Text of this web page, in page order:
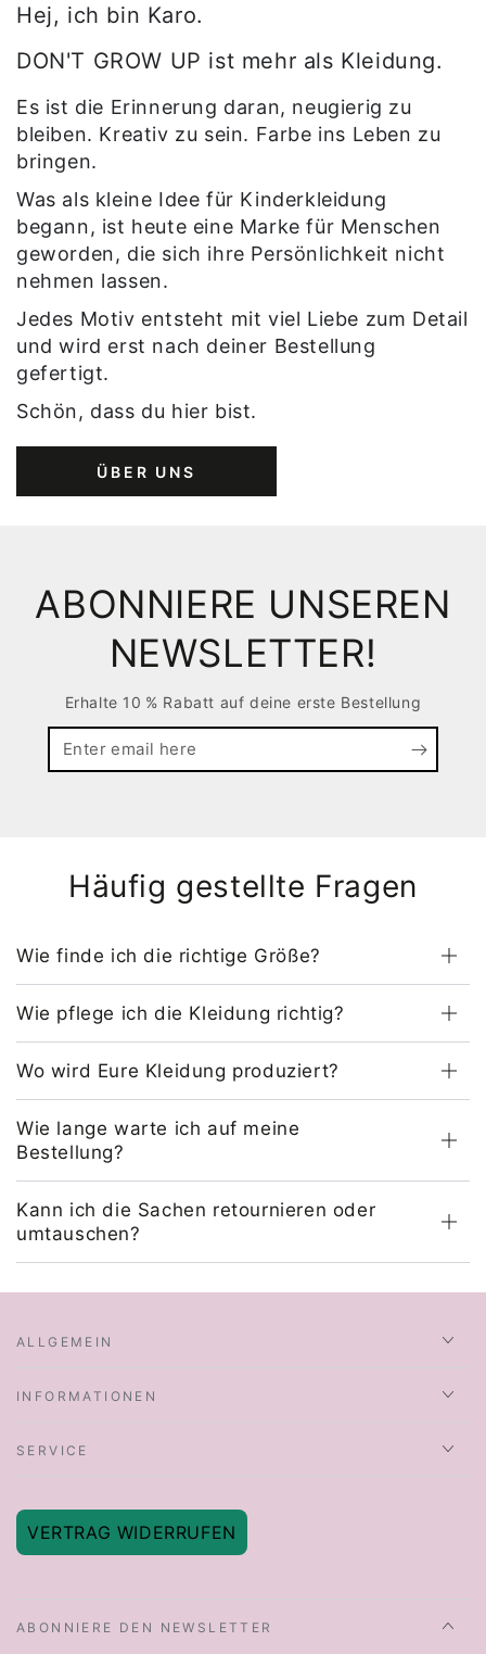
Hej, ich bin Karo.
DON'T GROW UP ist mehr als Kleidung.
Es ist die Erinnerung daran, neugierig zu
bleiben. Kreativ zu sein. Farbe ins Leben zu
bringen.
Was als kleine Idee für Kinderkleidung
begann, ist heute eine Marke für Menschen
geworden, die sich ihre Persönlichkeit nicht
nehmen lassen.
Jedes Motiv entsteht mit viel Liebe zum Detail
und wird erst nach deiner Bestellung
gefertigt.
Schön, dass du hier bist.
ÜBER UNS
ABONNIERE UNSEREN
NEWSLETTER!
Erhalte 10 % Rabatt auf deine erste Bestellung
Enter
email
Häufig gestellte Fragen
Wie finde ich die richtige Größe?
Wie pflege ich die Kleidung richtig?
Wo wird Eure Kleidung produziert?
Wie lange warte ich auf meine
Bestellung?
Kann ich die Sachen retournieren oder
umtauschen?
ALLGEMEIN
INFORMATIONEN
SERVICE
VERTRAG WIDERRUFEN
ABONNIERE DEN NEWSLETTER